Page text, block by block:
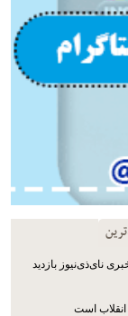
نای‌ذی‌نیوز بازدید
است